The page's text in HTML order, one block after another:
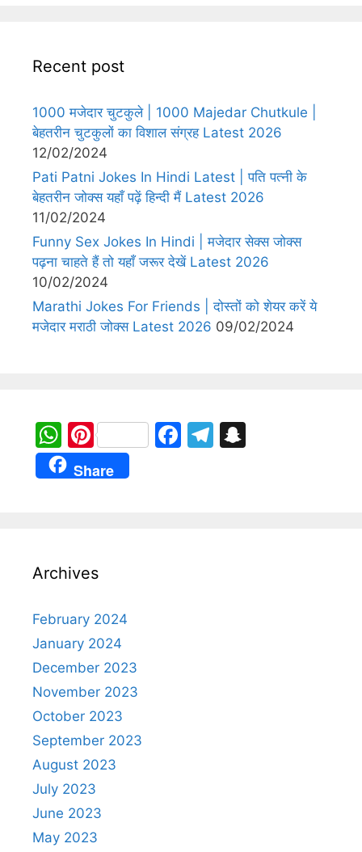
Recent post
1000 मजेदार चुटकुले | 1000 Majedar Chutkule |
बेहतरीन चुटकुलों का विशाल संग्रह Latest 2026
12/02/2024
Pati Patni Jokes In Hindi Latest | पति पत्नी के
बेहतरीन जोक्स यहाँ पढ़ें हिन्दी मैं Latest 2026
11/02/2024
Funny Sex Jokes In Hindi | मजेदार सेक्स जोक्स
पढ़ना चाहते हैं तो यहाँ जरूर देखें Latest 2026
10/02/2024
Marathi Jokes For Friends | दोस्तों को शेयर करें ये
मजेदार मराठी जोक्स Latest 2026 09/02/2024
W
h
at
p
Pi
nt
er
F
T
Share
Archives
February 2024
January 2024
December 2023
November 2023
October 2023
September 2023
August 2023
July 2023
June 2023
May 2023